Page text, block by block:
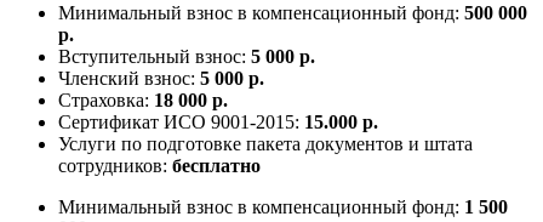
Минимальный взнос в компенсационный фонд: 500 000
р.
Вступительный взнос: 5 000 р.
Членский взнос: 5 000 р.
Страховка: 18 000 р.
Сертификат ИСО 9001-2015: 15.000 р.
Услуги по подготовке пакета документов и штата
сотрудников: бесплатно
Минимальный взнос в компенсационный фонд: 1 500